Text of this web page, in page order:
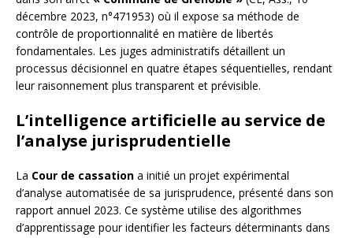
décembre 2023, n°471953) où il expose sa méthode de
contrôle de proportionnalité en matière de libertés
fondamentales. Les juges administratifs détaillent un
processus décisionnel en quatre étapes séquentielles, rendant
leur raisonnement plus transparent et prévisible.
L’intelligence artificielle au service de
l’analyse jurisprudentielle
La Cour de cassation a initié un projet expérimental
d’analyse automatisée de sa jurisprudence, présenté dans son
rapport annuel 2023. Ce système utilise des algorithmes
d’apprentissage pour identifier les facteurs déterminants dans